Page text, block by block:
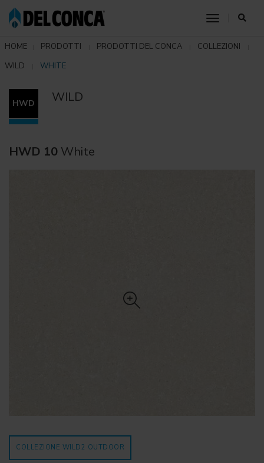
toggle
HOME PRODOTTI PRODOTTI DEL CONCA
COLLEZIONI
WILD
WHITE
HWD WILD
HWD 10 White
COLLEZIONE WILD2 OUTDOOR